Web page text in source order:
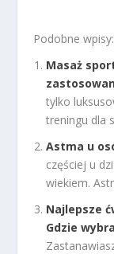
Podobne wpisy:
Masaż
tylko
treningu dla
Astma u
częściej u
wiekiem.
Najlepsze
Gdzie